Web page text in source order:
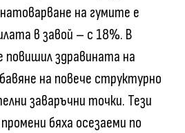
на гумите е
в завой – с 18%. В
повишил здравината на
на повече структурно
заваръчни точки. Тези
бяха осезаеми по